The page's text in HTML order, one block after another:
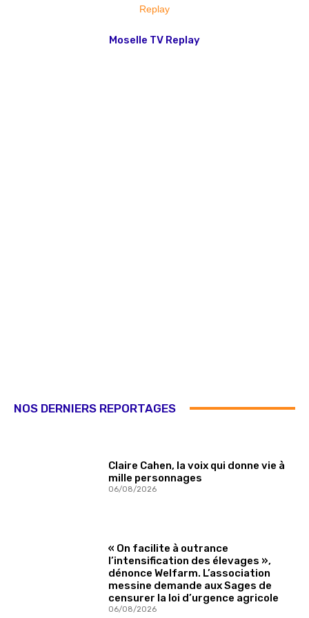
Moselle TV Replay
NOS DERNIERS REPORTAGES
Claire Cahen, la voix qui donne vie à
mille personnages
06/08/2026
« On facilite à outrance
l’intensification des élevages »,
dénonce Welfarm. L’association
messine demande aux Sages de
censurer la loi d’urgence agricole
06/08/2026